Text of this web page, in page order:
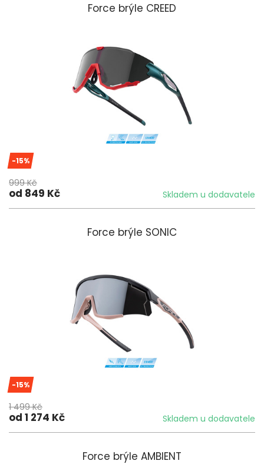
Force brýle CREED
-15%
999 Kč
od 849 Kč Skladem u dodavatele
Force brýle SONIC
-15%
1 499 Kč
od 1 274 Kč Skladem u dodavatele
Force brýle AMBIENT